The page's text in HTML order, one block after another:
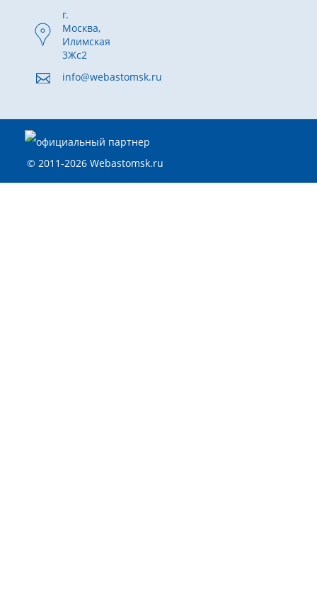
г.
Москва,
Илимская
3Жс2
info@webastomsk.ru
© 2011-2026 Webastomsk.ru